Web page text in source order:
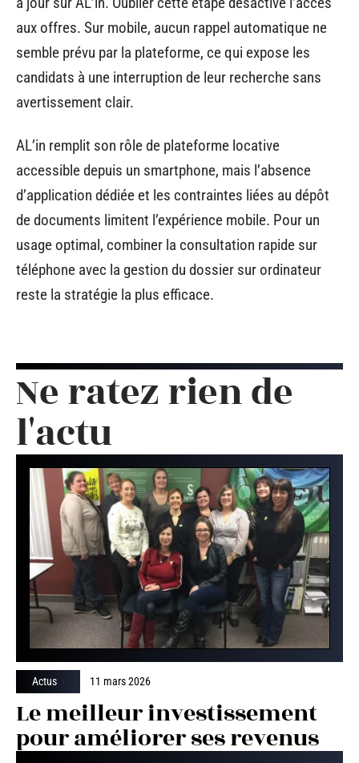
aux offres. Sur mobile, aucun rappel automatique ne
semble prévu par la plateforme, ce qui expose les
candidats à une interruption de leur recherche sans
avertissement clair.
AL’in remplit son rôle de plateforme locative
accessible depuis un smartphone, mais l’absence
d’application dédiée et les contraintes liées au dépôt
de documents limitent l’expérience mobile. Pour un
usage optimal, combiner la consultation rapide sur
téléphone avec la gestion du dossier sur ordinateur
reste la stratégie la plus efficace.
Ne ratez rien de
l'actu
Actus 11 mars 2026
Le meilleur investissement
pour améliorer ses revenus